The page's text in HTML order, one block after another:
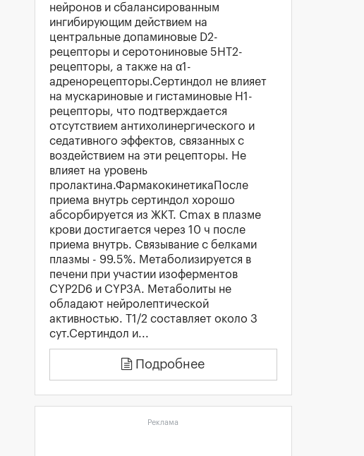
нейронов и сбалансированным
ингибирующим действием на
центральные допаминовые D2-
рецепторы и серотониновые 5HT2-
рецепторы, а также на α1-
адренорецепторы.Сертиндол не влияет
на мускариновые и гистаминовые H1-
рецепторы, что подтверждается
отсутствием антихолинергического и
седативного эффектов, связанных с
воздействием на эти рецепторы. Не
влияет на уровень
пролактина.ФармакокинетикаПосле
приема внутрь сертиндол хорошо
абсорбируется из ЖКТ. Cmax в плазме
крови достигается через 10 ч после
приема внутрь. Связывание с белками
плазмы - 99.5%. Метаболизируется в
печени при участии изоферментов
CYP2D6 и CYP3A. Метаболиты не
обладают нейролептической
активностью. T1/2 составляет около 3
сут.Сертиндол и...
Подробнее
Реклама